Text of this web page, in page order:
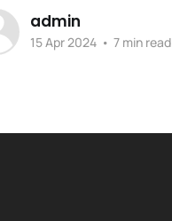
admin
15 Apr 2024 • 7 min read